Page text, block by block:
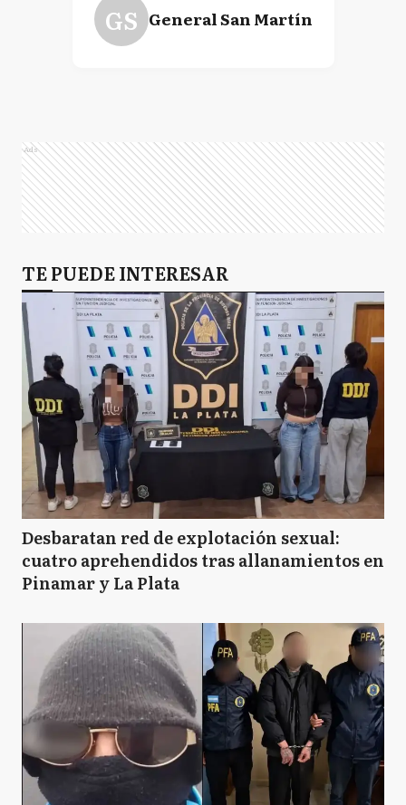
GS General San Martín
Ads
TE PUEDE INTERESAR
Desbaratan red de explotación sexual:
cuatro aprehendidos tras allanamientos en
Pinamar y La Plata